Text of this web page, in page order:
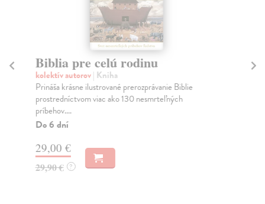
Biblia pre celú rodinu
kolektív autorov| Kniha
Prináša krásne ilustrované prerozprávanie Biblie
prostredníctvom viac ako 130 nesmrteľných
príbehov....
Do 6 dní
29,00 €
29,90 € ?